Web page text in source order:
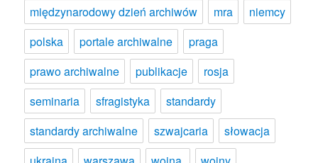
międzynarodowy dzień archiwów
mra
niemcy
polska
portale archiwalne
praga
prawo archiwalne
publikacje
rosja
seminaria
sfragistyka
standardy
standardy archiwalne
szwajcaria
słowacja